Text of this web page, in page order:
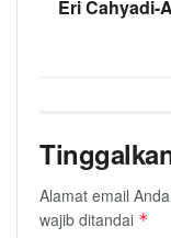
Eri Cahyadi-
Alamat email
wajib ditandai *